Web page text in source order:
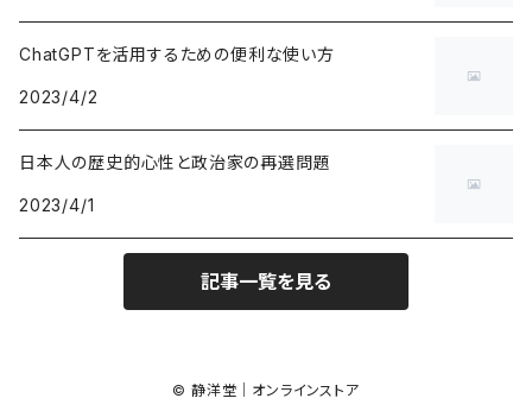
ChatGPTを活用するための便利な使い方
2023/4/2
日本人の歴史的心性と政治家の再選問題
2023/4/1
記事一覧を見る
© 静洋堂｜オンラインストア